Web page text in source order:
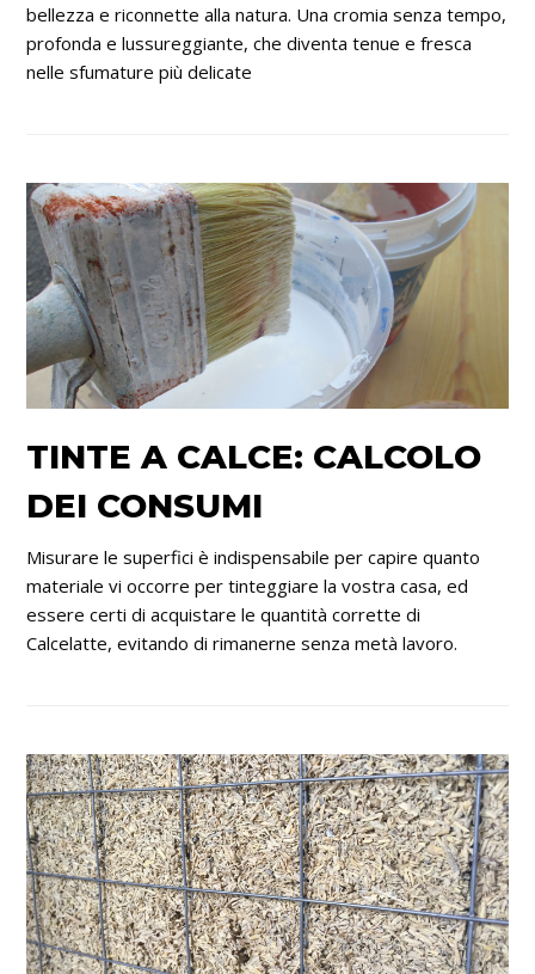
bellezza e riconnette alla natura. Una cromia senza tempo,
profonda e lussureggiante, che diventa tenue e fresca
nelle sfumature più delicate
TINTE A CALCE: CALCOLO
DEI CONSUMI
Misurare le superfici è indispensabile per capire quanto
materiale vi occorre per tinteggiare la vostra casa, ed
essere certi di acquistare le quantità corrette di
Calcelatte, evitando di rimanerne senza metà lavoro.